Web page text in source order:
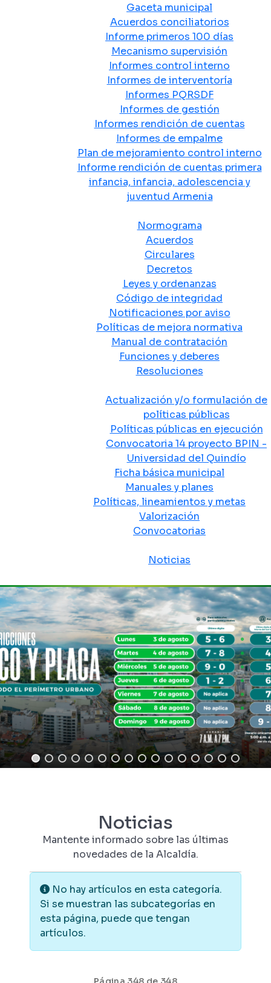
Gaceta municipal
Acuerdos conciliatorios
Informe primeros 100 días
Mecanismo supervisión
Informes control interno
Informes de interventoría
Informes PQRSDF
Informes de gestión
Informes rendición de cuentas
Informes de empalme
Plan de mejoramiento control interno
Informe rendición de cuentas primera
infancia, infancia, adolescencia y
juventud Armenia
Normograma
Acuerdos
Circulares
Decretos
Leyes y ordenanzas
Código de integridad
Notificaciones por aviso
Políticas de mejora normativa
Manual de contratación
Funciones y deberes
Resoluciones
Actualización y/o formulación de
políticas públicas
Políticas públicas en ejecución
Convocatoria 14 proyecto BPIN -
Universidad del Quindío
Ficha básica municipal
Manuales y planes
Políticas, lineamientos y metas
Valorización
Convocatorias
Noticias
Noticias
Mantente informado sobre las últimas
novedades de la Alcaldía.
Información
No hay artículos en esta categoría.
Si se muestran las subcategorías en
esta página, puede que tengan
artículos.